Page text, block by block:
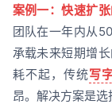
案例一：快速扩张
团队在一年内从
承载未来短期增
耗不起，传统写
昂。解决方案是选